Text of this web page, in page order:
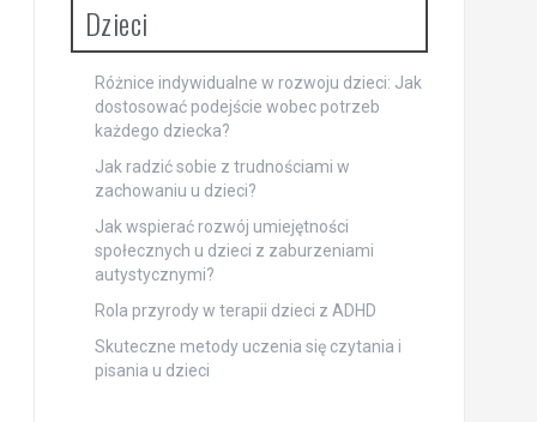
Dzieci
Różnice indywidualne w rozwoju dzieci: Jak
dostosować podejście wobec potrzeb
każdego dziecka?
Jak radzić sobie z trudnościami w
zachowaniu u dzieci?
Jak wspierać rozwój umiejętności
społecznych u dzieci z zaburzeniami
autystycznymi?
Rola przyrody w terapii dzieci z ADHD
Skuteczne metody uczenia się czytania i
pisania u dzieci